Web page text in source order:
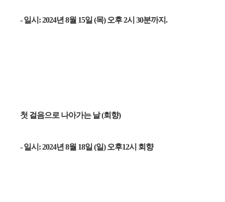
- 일시: 2024년 8월 15일 (목) 오후 2시 30분까지.
첫 걸음으로 나아가는 날 (회향)
- 일시: 2024년 8월 18일 (일) 오후12시 회향